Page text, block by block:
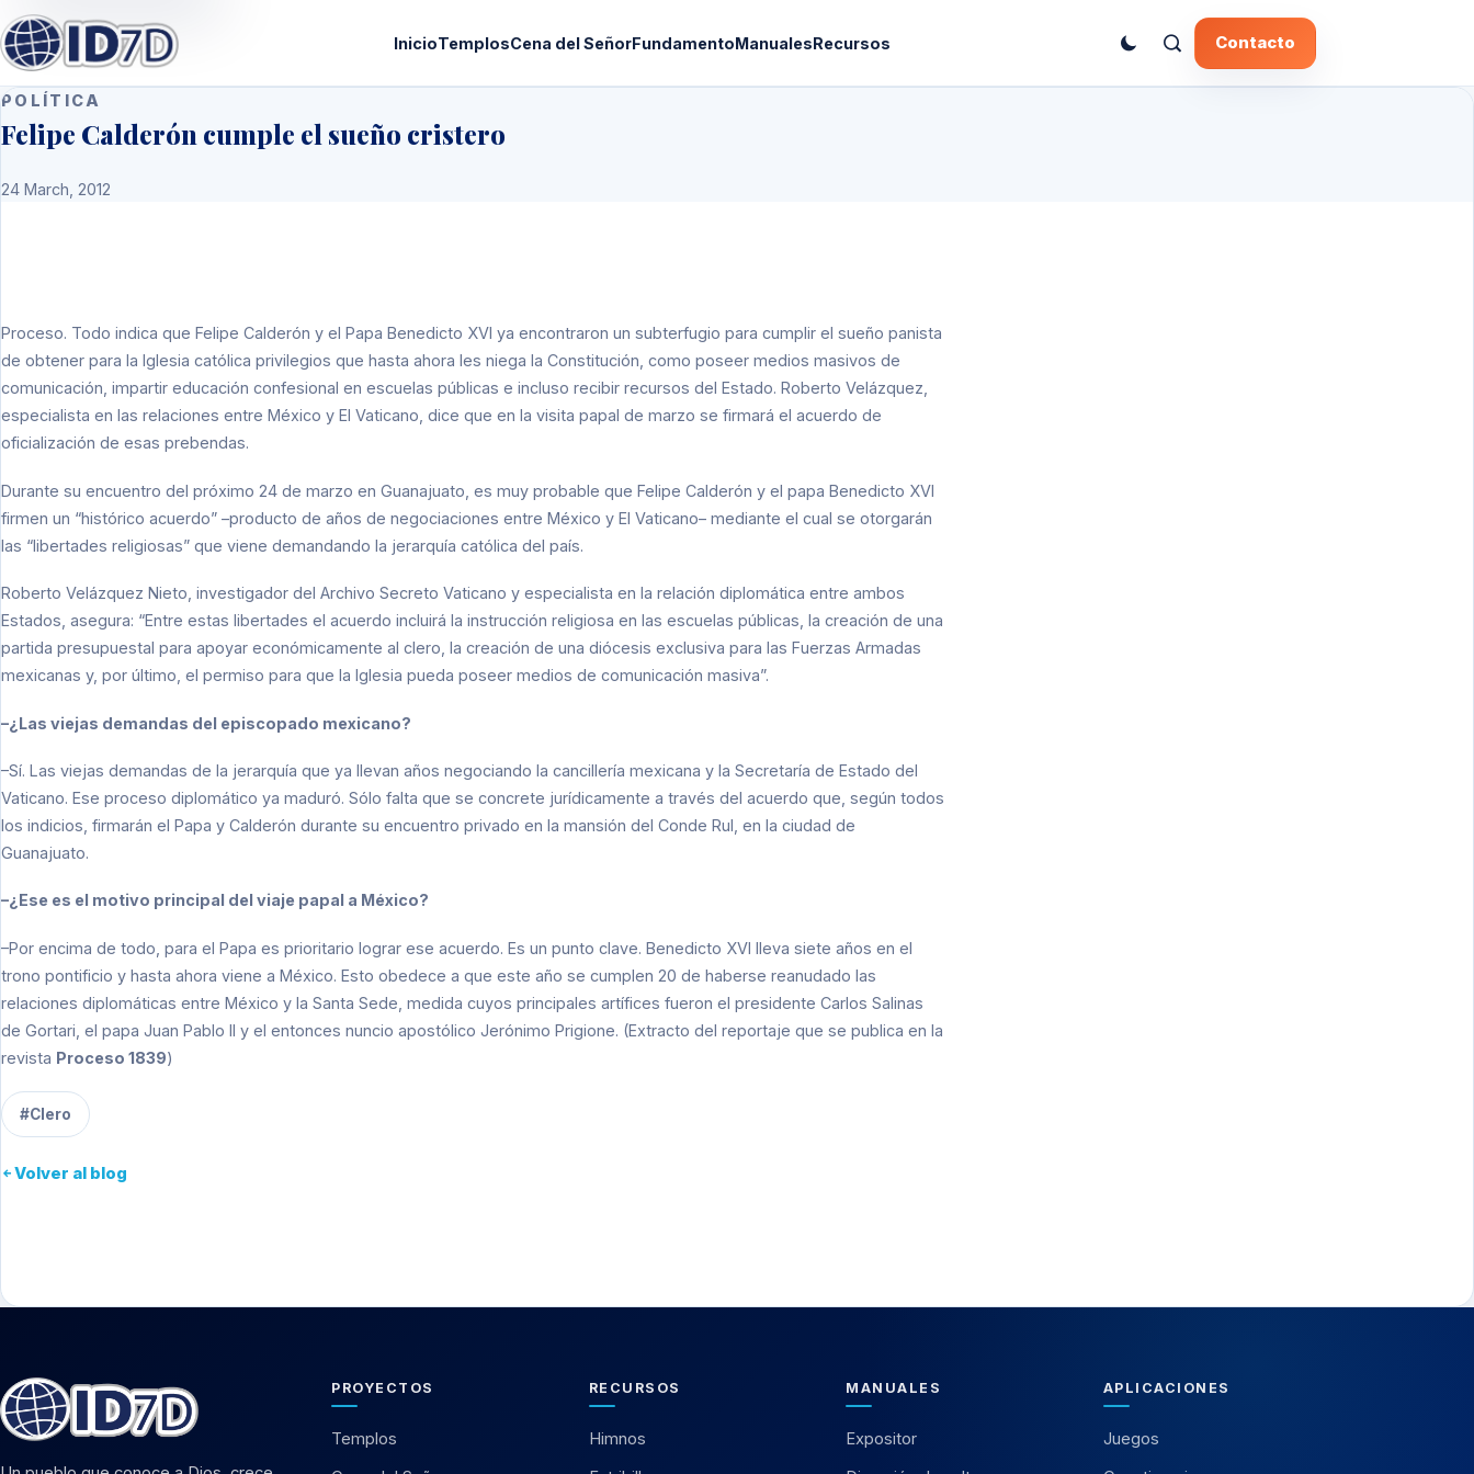
InicioTemplosCena del SeñorFundamentoManualesRecursos Contacto
POLÍTICA
Felipe Calderón cumple el sueño cristero
24 March, 2012
Proceso. Todo indica que Felipe Calderón y el Papa Benedicto XVI ya encontraron un subterfugio para cumplir el sueño panista
de obtener para la Iglesia católica privilegios que hasta ahora les niega la Constitución, como poseer medios masivos de
comunicación, impartir educación confesional en escuelas públicas e incluso recibir recursos del Estado. Roberto Velázquez,
especialista en las relaciones entre México y El Vaticano, dice que en la visita papal de marzo se firmará el acuerdo de
oficialización de esas prebendas.
Durante su encuentro del próximo 24 de marzo en Guanajuato, es muy probable que Felipe Calderón y el papa Benedicto XVI
firmen un “histórico acuerdo” –producto de años de negociaciones entre México y El Vaticano– mediante el cual se otorgarán
las “libertades religiosas” que viene demandando la jerarquía católica del país.
Roberto Velázquez Nieto, investigador del Archivo Secreto Vaticano y especialista en la relación diplomática entre ambos
Estados, asegura: “Entre estas libertades el acuerdo incluirá la instrucción religiosa en las escuelas públicas, la creación de una
partida presupuestal para apoyar económicamente al clero, la creación de una diócesis exclusiva para las Fuerzas Armadas
mexicanas y, por último, el permiso para que la Iglesia pueda poseer medios de comunicación masiva”.
–¿Las viejas demandas del episcopado mexicano?
–Sí. Las viejas demandas de la jerarquía que ya llevan años negociando la cancillería mexicana y la Secretaría de Estado del
Vaticano. Ese proceso diplomático ya maduró. Sólo falta que se concrete jurídicamente a través del acuerdo que, según todos
los indicios, firmarán el Papa y Calderón durante su encuentro privado en la mansión del Conde Rul, en la ciudad de
Guanajuato.
–¿Ese es el motivo principal del viaje papal a México?
–Por encima de todo, para el Papa es prioritario lograr ese acuerdo. Es un punto clave. Benedicto XVI lleva siete años en el
trono pontificio y hasta ahora viene a México. Esto obedece a que este año se cumplen 20 de haberse reanudado las
relaciones diplomáticas entre México y la Santa Sede, medida cuyos principales artífices fueron el presidente Carlos Salinas
de Gortari, el papa Juan Pablo II y el entonces nuncio apostólico Jerónimo Prigione. (Extracto del reportaje que se publica en la
revista Proceso 1839)
#Clero
Volver al blog
PROYECTOS
Templos
RECURSOS
Himnos
MANUALES
Expositor
APLICACIONES
Juegos